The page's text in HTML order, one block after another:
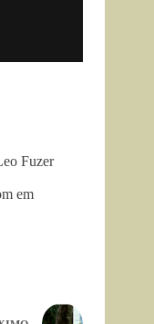
Fuzer
em